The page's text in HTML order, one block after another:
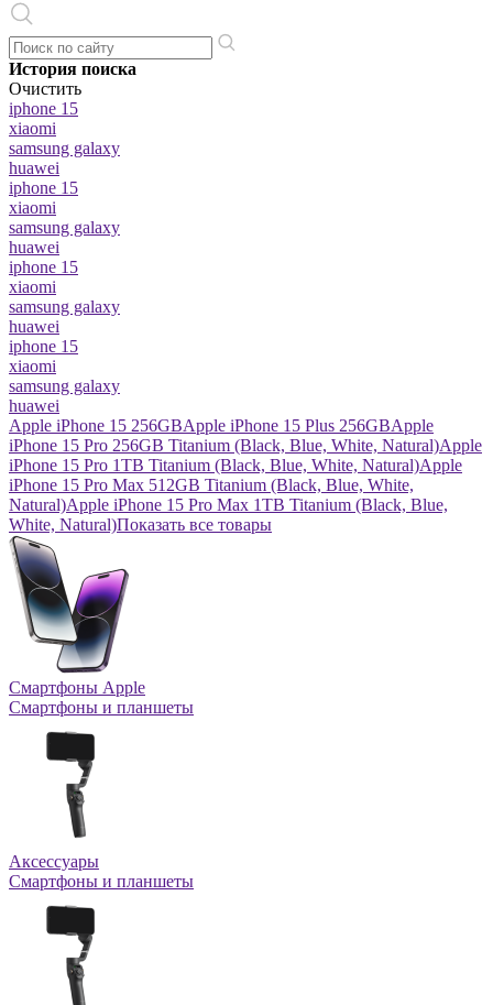
История поиска
Очистить
iphone 15
xiaomi
samsung galaxy
huawei
iphone 15
xiaomi
samsung galaxy
huawei
iphone 15
xiaomi
samsung galaxy
huawei
iphone 15
xiaomi
samsung galaxy
huawei
Apple iPhone 15 256GBApple iPhone 15 Plus 256GBApple
iPhone 15 Pro 256GB Titanium (Black, Blue, White, Natural)Apple
iPhone 15 Pro 1TB Titanium (Black, Blue, White, Natural)Apple
iPhone 15 Pro Max 512GB Titanium (Black, Blue, White,
Natural)Apple iPhone 15 Pro Max 1TB Titanium (Black, Blue,
White, Natural)Показать все товары
Смартфоны Apple
Смартфоны и планшеты
Аксессуары
Смартфоны и планшеты